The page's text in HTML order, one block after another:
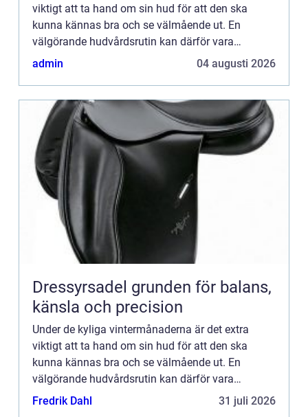
viktigt att ta hand om sin hud för att den ska
kunna kännas bra och se välmående ut. En
välgörande hudvårdsrutin kan därför vara
viktigare under vinterhalvåret jämfört med under
admin 04 augusti 2026
Dressyrsadel grunden för balans,
känsla och precision
Under de kyliga vintermånaderna är det extra
viktigt att ta hand om sin hud för att den ska
kunna kännas bra och se välmående ut. En
välgörande hudvårdsrutin kan därför vara
viktigare under vinterhalvåret jämfört med under
Fredrik Dahl 31 juli 2026